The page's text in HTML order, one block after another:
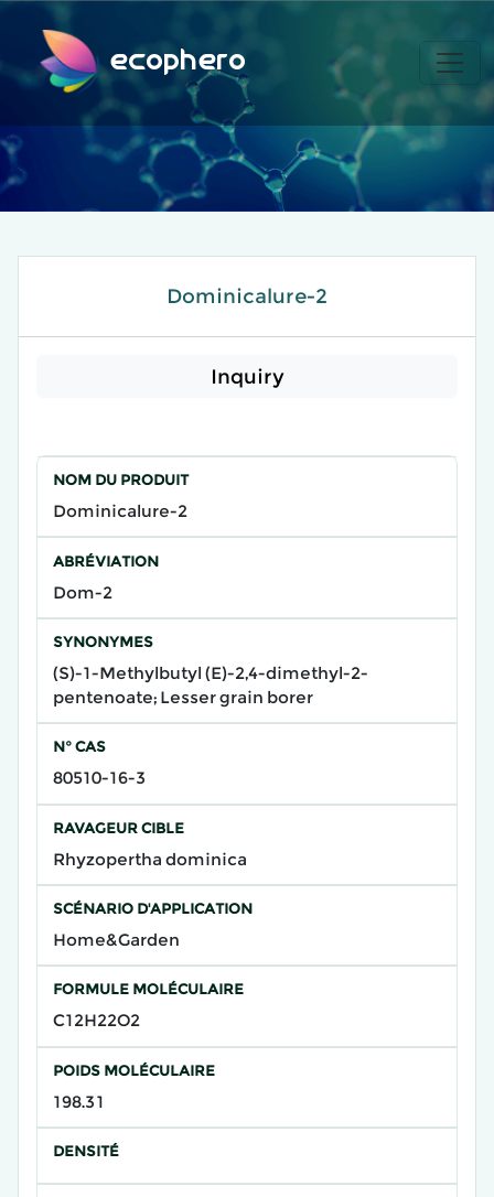
ecophero
Dominicalure-2
Inquiry
NOM DU PRODUIT
Dominicalure-2
ABRÉVIATION
Dom-2
SYNONYMES
(S)-1-Methylbutyl (E)-2,4-dimethyl-2-
pentenoate; Lesser grain borer
N° CAS
80510-16-3
RAVAGEUR CIBLE
Rhyzopertha dominica
SCÉNARIO D'APPLICATION
Home&Garden
FORMULE MOLÉCULAIRE
C12H22O2
POIDS MOLÉCULAIRE
198.31
DENSITÉ